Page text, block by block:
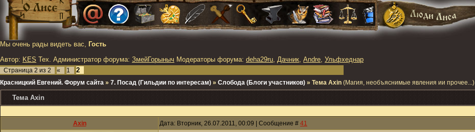
Мы очень рады видеть вас, Гость
Автор: KES Тех. Администратор форума: ЗмейГорыныч Модераторы форума: deha29ru, Дачник, Andre, Ульфхеднар
Страница 2 из 2 « 1 2
Красницкий Евгений. Форум сайта » 7. Посад (Гильдии по интересам) » Слобода (Блоги участников) » Тема Аxin (Магия, необъяснимые явления ии прочее...)
Тема Аxin
Аxin Дата: Вторник, 26.07.2011, 00:09 | Сообщение # 41